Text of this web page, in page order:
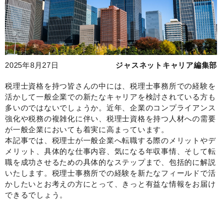
2025年8月27日 ジャスネットキャリア編集部
税理士資格を持つ皆さんの中には、税理士事務所での経験を
活かして一般企業での新たなキャリアを検討されている方も
多いのではないでしょうか。近年、企業のコンプライアンス
強化や税務の複雑化に伴い、税理士資格を持つ人材への需要
が一般企業においても着実に高まっています。
本記事では、税理士が一般企業へ転職する際のメリットやデ
メリット、具体的な仕事内容、気になる年収事情、そして転
職を成功させるための具体的なステップまで、包括的に解説
いたします。税理士事務所での経験を新たなフィールドで活
かしたいとお考えの方にとって、きっと有益な情報をお届け
できるでしょう。